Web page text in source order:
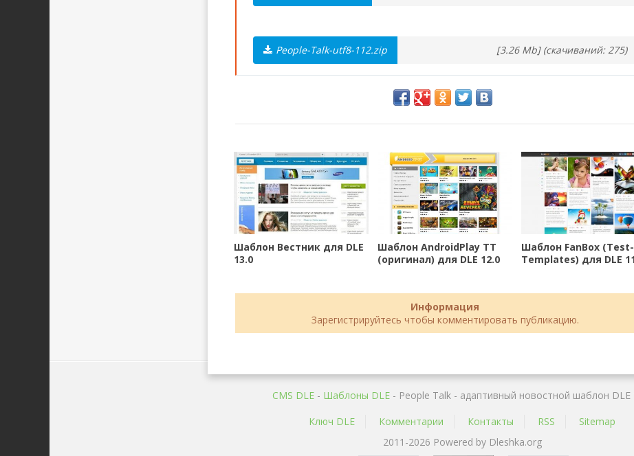
People-Talk-utf8-112.zip [3.26 Mb] (cкачиваний: 275)
Шаблон Вестник для DLE
13.0
Шаблон AndroidPlay ТТ
(оригинал) для DLE 12.0
Шаблон FanBox (Test-
Templates) для DLE
Информация
Зарегистрируйтесь чтобы комментировать публикацию.
CMS DLE - Шаблоны DLE - People Talk - адаптивный новостной шаблон DLE
Ключ DLE
Комментарии Контакты RSS
Sitemap
2011-2026 Powered by Dleshka.org